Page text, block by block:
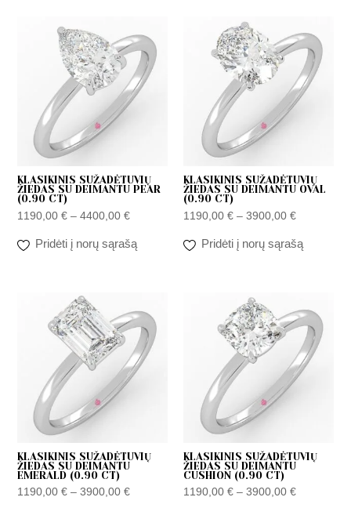
KLASIKINIS SUŽADĖTUVIŲ
ŽIEDAS SU DEIMANTU PEAR
(0.90 CT)
1190,00€ – 4400,00€
range:
1190,00 €
through
4400,00 €
Pridėti į norų sąrašą
KLASIKINIS SUŽADĖTUVIŲ
ŽIEDAS SU DEIMANTU OVAL
(0.90 CT)
1190,00 € – 3900,00 €
range:
1190,00 €
through
3900,00 €
Pridėti į norų sąrašą
KLASIKINIS SUŽADĖTUVIŲ
ŽIEDAS SU DEIMANTU
EMERALD (0.90 CT)
1190,00€ – 3900,00€
range:
1190,00 €
through
3900,00 €
KLASIKINIS SUŽADĖTUVIŲ
ŽIEDAS SU DEIMANTU
CUSHION (0.90 CT)
1190,00 € – 3900,00 €
range:
1190,00 €
through
3900,00 €